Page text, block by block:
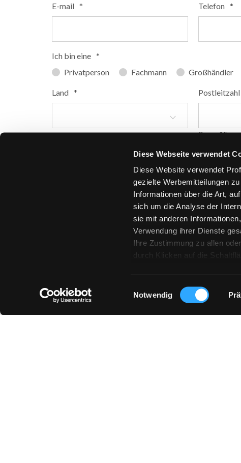
Diese Webseite verwendet
Diese Website verwendet
gezielte Werbemitteilungen
Informationen über die Art,
sich um die Analyse der
sie mit anderen
Verwendung ihrer Dienste
Ihre Zustimmung zu allen
durch Klicken auf die
Einwilligungsauswahl
Notwendig
E-mail * Telefon *
Ich bin eine *
Privatperson
Fachmann Großhändler
Land * Postleitzahl
0 von 15